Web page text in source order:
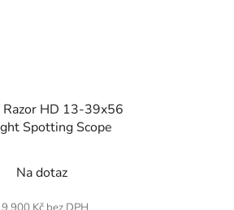
HD 13-39x56
Spotting Scope
Na dotaz